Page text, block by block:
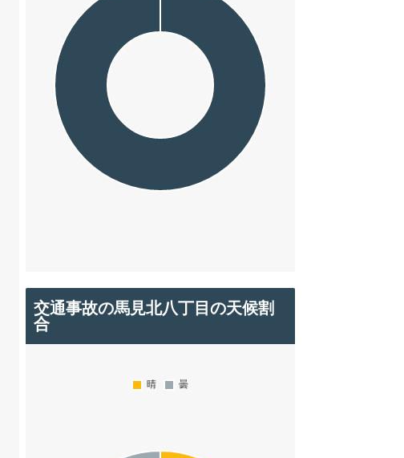
交通事故の馬見北八丁目の天候割
合